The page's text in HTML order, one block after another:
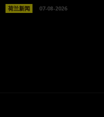
荷兰新闻 07-08-2026